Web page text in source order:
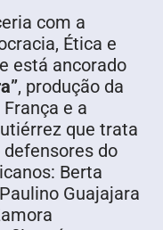
com a
Ética e
está ancorado
, produção da
e a
que trata
do
Berta
Guajajara